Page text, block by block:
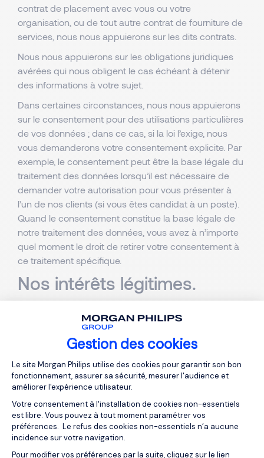
Gestion des cookies
Plateforme de Gestion du
Le site Morgan Philips utilise des cookies pour garantir son bon
fonctionnement, assurer sa sécurité, mesurer l'audience et
améliorer l'expérience utilisateur.
Votre consentement à l'installation de cookies non-essentiels
est libre. Vous pouvez à tout moment paramétrer vos
préférences. Le refus des cookies non-essentiels n’a aucune
incidence sur votre navigation.
Pour modifier vos préférences par la suite, cliquez sur le lien
contrat de placement avec vous ou votre
organisation, ou de tout autre contrat de fourniture de
services, nous nous appuierons sur les dits contrats.
Nous nous appuierons sur les obligations juridiques
avérées qui nous obligent le cas échéant à détenir
des informations à votre sujet.
Dans certaines circonstances, nous nous appuierons
sur le consentement pour des utilisations particulières
de vos données ; dans ce cas, si la loi l’exige, nous
vous demanderons votre consentement explicite. Par
exemple, le consentement peut être la base légale du
traitement des données lorsqu’il est nécessaire de
demander votre autorisation pour vous présenter à
l’un de nos clients (si vous êtes candidat à un poste).
Quand le consentement constitue la base légale de
notre traitement des données, vous avez à n’importe
quel moment le droit de retirer votre consentement à
ce traitement spécifique.
Nos intérêts légitimes.
données personnelles sont les suivants :
En tant que société de conseil en recrutement et
candidats à nos clients en vue d’offres d’embauche
à durée indéterminée, d’offres de travail temporaire
Afin de soutenir les aspirations professionnelles de
nos candidats et de répondre aux besoins en
recrutement de nos clients, nous avons besoin de
disposer d’une base de données de candidats et